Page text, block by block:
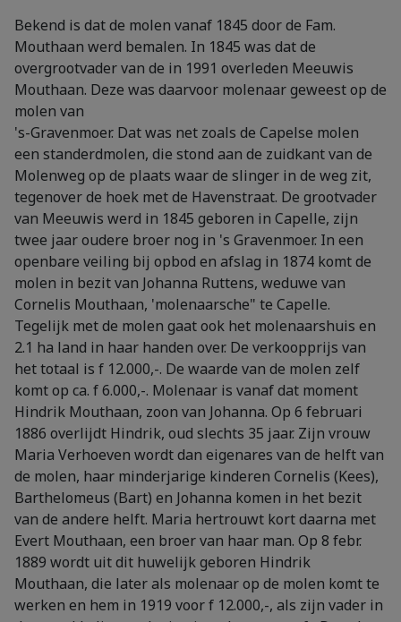
Bekend is dat de molen vanaf 1845 door de Fam.
Mouthaan werd bemalen. In 1845 was dat de
overgrootvader van de in 1991 overleden Meeuwis
Mouthaan. Deze was daarvoor molenaar geweest op de
molen van
's-Gravenmoer. Dat was net zoals de Capelse molen
een standerdmolen, die stond aan de zuidkant van de
Molenweg op de plaats waar de slinger in de weg zit,
tegenover de hoek met de Havenstraat. De grootvader
van Meeuwis werd in 1845 geboren in Capelle, zijn
twee jaar oudere broer nog in 's Gravenmoer. In een
openbare veiling bij opbod en afslag in 1874 komt de
molen in bezit van Johanna Ruttens, weduwe van
Cornelis Mouthaan, 'molenaarsche" te Capelle.
Tegelijk met de molen gaat ook het molenaarshuis en
2.1 ha land in haar handen over. De verkoopprijs van
het totaal is f 12.000,-. De waarde van de molen zelf
komt op ca. f 6.000,-. Molenaar is vanaf dat moment
Hindrik Mouthaan, zoon van Johanna. Op 6 februari
1886 overlijdt Hindrik, oud slechts 35 jaar. Zijn vrouw
Maria Verhoeven wordt dan eigenares van de helft van
de molen, haar minderjarige kinderen Cornelis (Kees),
Barthelomeus (Bart) en Johanna komen in het bezit
van de andere helft. Maria hertrouwt kort daarna met
Evert Mouthaan, een broer van haar man. Op 8 febr.
1889 wordt uit dit huwelijk geboren Hindrik
Mouthaan, die later als molenaar op de molen komt te
werken en hem in 1919 voor f 12.000,-, als zijn vader in